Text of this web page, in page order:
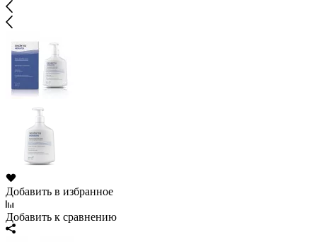
Добавить в избранное
Добавить к сравнению